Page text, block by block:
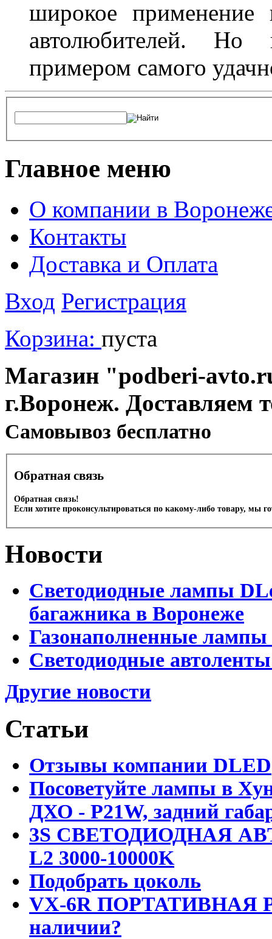
широкое
автолюбителей. Но
примером самого
Главное меню
О компании в
Контакты
Доставка и Оплата
Вход Регистрация
Корзина: пуста
Магазин "podberi-
г.Воронеж. Доставляем
Cамовывоз бесплатно
Обратная связь
Обратная связь!
Если хотите проконсультироваться по какому-либо товару, мы
Новости
Светодиодные лампы
багажника в Воронеже
Газонаполненные
Светодиодные
Другие новости
Статьи
Отзывы компании DLED
Посоветуйте лампы в
ДХО - P21W, задний
3S СВЕТОДИОДНАЯ
L2 3000-10000K
Подобрать цоколь
VX-6R ПОРТАТИВНАЯ
наличии?